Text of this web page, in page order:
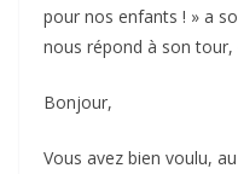
pour nos enfants ! » a
nous répond à son
Bonjour,
Vous avez bien voulu,